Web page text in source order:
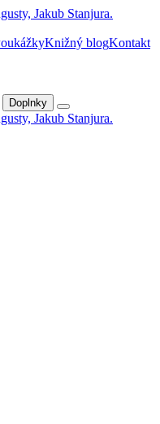
Knižný blogKontakt
Doplnky